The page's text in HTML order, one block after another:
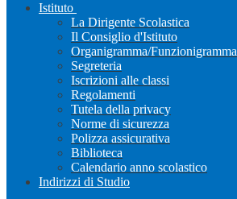
Istituto
La Dirigente Scolastica
Il Consiglio d'Istituto
Organigramma/Funzionigramma
Segreteria
Iscrizioni alle classi
Regolamenti
Tutela della privacy
Norme di sicurezza
Polizza assicurativa
Biblioteca
Calendario anno scolastico
Indirizzi di Studio